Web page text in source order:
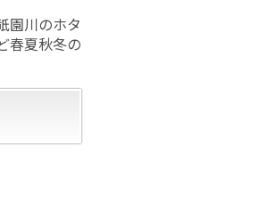
園川のホタ
春夏秋冬の